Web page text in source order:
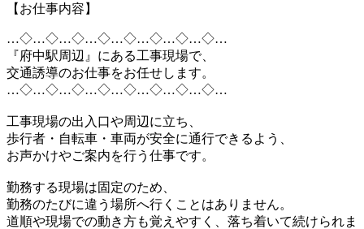
【お仕事内容】
…◇…◇…◇…◇…◇…◇…◇…◇…
『府中駅周辺』にある工事現場で、
交通誘導のお仕事をお任せします。
…◇…◇…◇…◇…◇…◇…◇…◇…
工事現場の出入口や周辺に立ち、
歩行者・自転車・車両が安全に通行できるよう、
お声かけやご案内を行う仕事です。
勤務する現場は固定のため、
勤務のたびに違う場所へ行くことはありません。
道順や現場での動き方も覚えやすく、落ち着いて続けられま